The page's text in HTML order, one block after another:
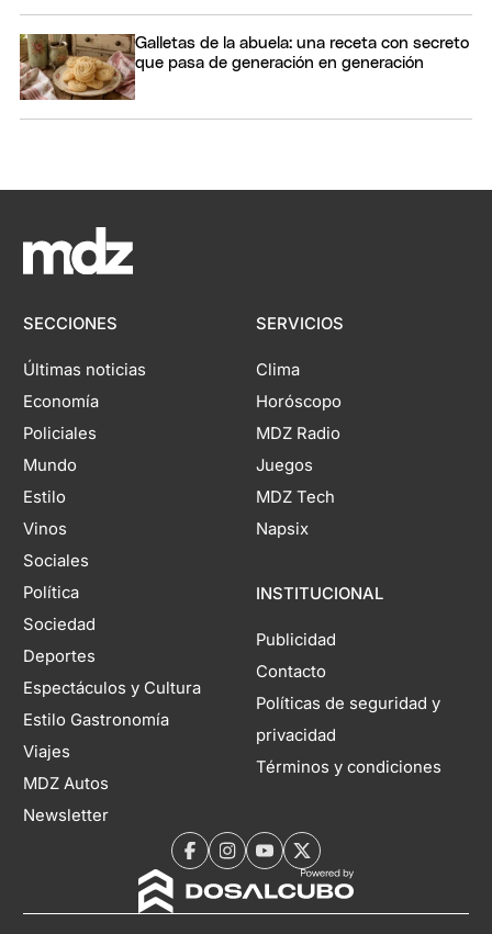
Galletas de la abuela: una receta con secreto
que pasa de generación en generación
SECCIONES
Últimas noticias
Economía
Policiales
Mundo
Estilo
Vinos
Sociales
Política
Sociedad
Deportes
Espectáculos y Cultura
Estilo Gastronomía
Viajes
MDZ Autos
Newsletter
SERVICIOS
Clima
Horóscopo
MDZ Radio
Juegos
MDZ Tech
Napsix
INSTITUCIONAL
Publicidad
Contacto
Políticas de seguridad y
privacidad
Términos y condiciones